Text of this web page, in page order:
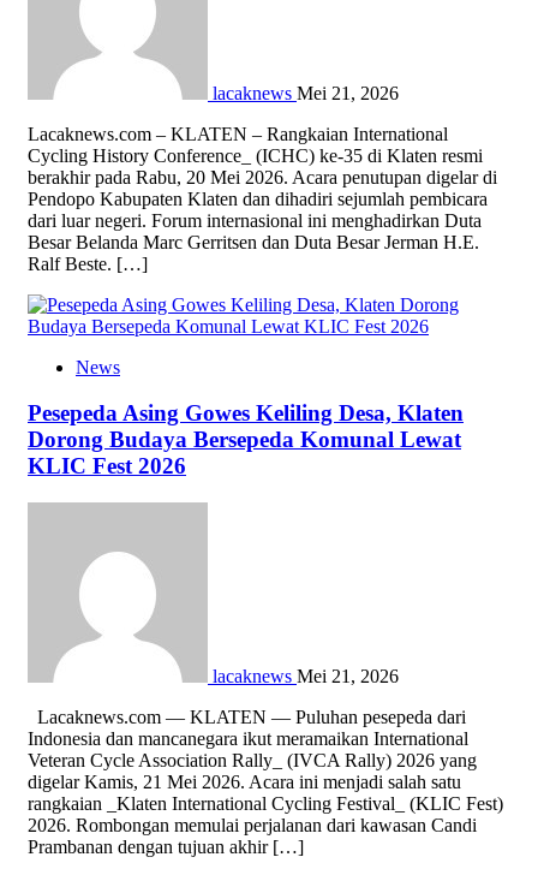
lacaknews Mei 21, 2026
Lacaknews.com – KLATEN – Rangkaian International
Cycling History Conference_ (ICHC) ke-35 di Klaten resmi
berakhir pada Rabu, 20 Mei 2026. Acara penutupan digelar di
Pendopo Kabupaten Klaten dan dihadiri sejumlah pembicara
dari luar negeri. Forum internasional ini menghadirkan Duta
Besar Belanda Marc Gerritsen dan Duta Besar Jerman H.E.
Ralf Beste. […]
News
Pesepeda Asing Gowes Keliling Desa, Klaten
Dorong Budaya Bersepeda Komunal Lewat
KLIC Fest 2026
lacaknews Mei 21, 2026
Lacaknews.com — KLATEN — Puluhan pesepeda dari
Indonesia dan mancanegara ikut meramaikan International
Veteran Cycle Association Rally_ (IVCA Rally) 2026 yang
digelar Kamis, 21 Mei 2026. Acara ini menjadi salah satu
rangkaian _Klaten International Cycling Festival_ (KLIC Fest)
2026. Rombongan memulai perjalanan dari kawasan Candi
Prambanan dengan tujuan akhir […]